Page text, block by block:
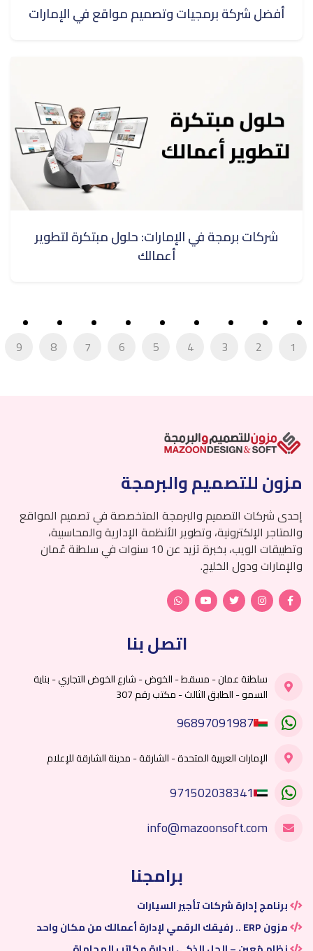
أفضل شركة برمجيات وتصميم مواقع في الإمارات
شركات برمجة في الإمارات: حلول مبتكرة لتطوير
أعمالك
1
2
3
4
5
6
7
8
9
مزون للتصميم والبرمجة
إحدى شركات التصميم والبرمجة المتخصصة في تصميم المواقع
والمتاجر الإلكترونية، وتطوير الأنظمة الإدارية والمحاسبية،
وتطبيقات الويب، بخبرة تزيد عن 10 سنوات في سلطنة عُمان
والإمارات ودول الخليج.
اتصل بنا
سلطنة عمان - مسقط - الخوض - شارع الخوض التجاري - بناية
السمو - الطابق الثالث - مكتب رقم 307
96897091987
الإمارات العربية المتحدة - الشارقة - مدينة الشارقة للإعلام
971502038341
info@mazoonsoft.com
برامجنا
برنامج إدارة شركات تأجير السيارات
مزون ERP .. رفيقك الرقمي لإدارة أعمالك من مكان واحد